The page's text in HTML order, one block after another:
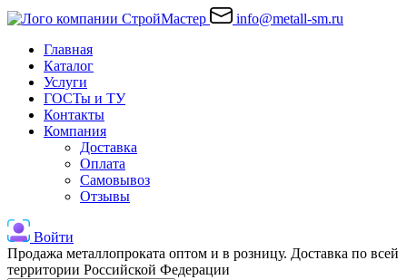
info@metall-sm.ru
Главная
Каталог
Услуги
ГОСТы и ТУ
Контакты
Компания
Доставка
Оплата
Самовывоз
Отзывы
Войти
Продажа металлопроката оптом и в розницу. Доставка по всей
территории Российской Федерации